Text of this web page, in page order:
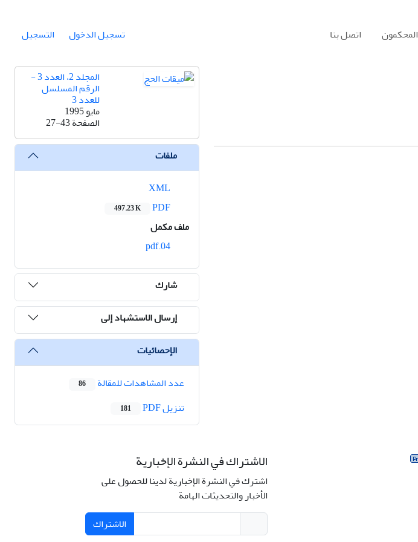
المحكمون اتصل بنا تسجيل الدخول التسجيل
المجلد 2، العدد 3 -
الرقم المسلسل
للعدد 3
مايو 1995
الصفحة27-43
ملفات
497.23 K
ملف مكمل
شارك
إرسال الاستشهاد إلى
الإحصائيات
عدد المشاهدات للمقالة
86
تنزیل PDF 181
الاشتراك في النشرة الإخبارية
اشترك في النشرة الإخبارية لدينا للحصول على
الأخبار والتحديثات الهامة
الاشتراك